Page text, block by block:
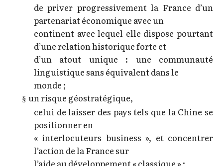
de priver progressivement la France d’un
partenariat économique avec un
continent avec lequel elle dispose pourtant
d’une relation historique forte et
d’un atout unique : une communauté
linguistique sans équivalent dans le
monde ;
§ un risque géostratégique,
celui de laisser des pays tels que la Chine se
positionner en
« interlocuteurs business », et concentrer
l’action de la France sur
l’aide au développement « classique » ;